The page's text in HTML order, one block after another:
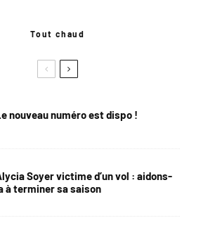
Tout chaud
nouveau numéro est dispo !
Soyer victime d’un vol : aidons-
à terminer sa saison